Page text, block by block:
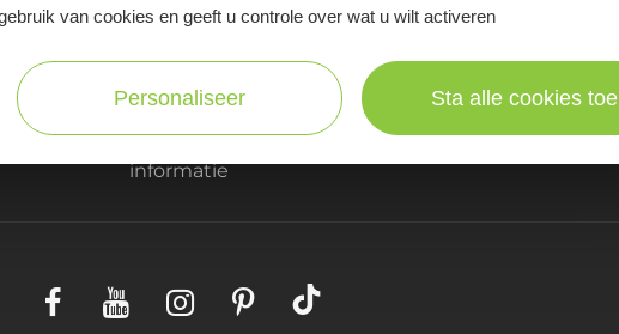
informatie
in beeld
van cookies en geeft u controle over wat u wilt activeren
Personaliseer Sta alle cookies toe